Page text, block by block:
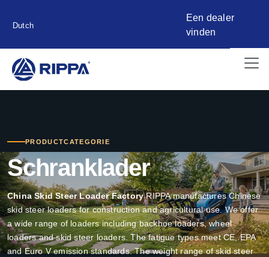
Dutch
Een dealer
vinden
PRODUCTCATEGORIE
Schranklader
China Skid Steer Loader Factory RIPPA manufactures Chinese
skid steer loaders for construction and agricultural use. We offer
a wide range of loaders including backhoe loaders, wheel
loaders and skid steer loaders. The fatigue types meet CE, EPA
and Euro V emission standards. The weight range of skid steer